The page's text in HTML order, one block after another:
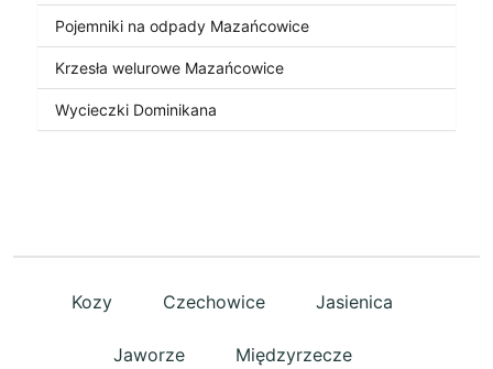
Pojemniki na odpady Mazańcowice
Krzesła welurowe Mazańcowice
Wycieczki Dominikana
Kozy Czechowice Jasienica
Jaworze Międzyrzecze